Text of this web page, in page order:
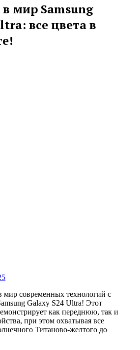
в мир Samsung
все цвета в
мир современных технологий с
Galaxy S24 Ultra! Этот
как переднюю, так и
при этом охватывая все
Титаново-желтого до